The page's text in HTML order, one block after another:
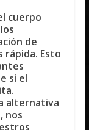
cuerpo
de
rápida. Esto
si el
alternativa
nos